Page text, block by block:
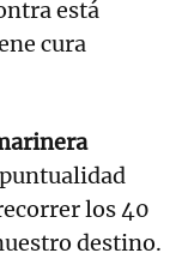
está
cura
los 40
destino.